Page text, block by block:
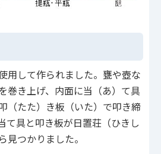
用して作られました。甕や壺な
巻き上げ、内面に当（あ）て具
（たた）き板（いた）で叩き締
て具と叩き板が日置荘（ひきし
見つかりました。